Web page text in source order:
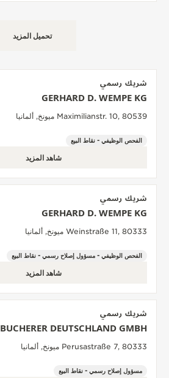
تحميل المزيد
شريك رسمي
GERHARD D. WEMPE KG
Maximilianstr. 10, 80539 ميونخ, ألمانيا
الفحص الوظيفي - نقاط البيع
شاهد المزيد
شريك رسمي
GERHARD D. WEMPE KG
Weinstraße 11, 80333 ميونخ, ألمانيا
الفحص الوظيفي - مسؤول إصلاح رسمي - نقاط البيع
شاهد المزيد
شريك رسمي
BUCHERER DEUTSCHLAND GMBH
Perusastraße 7, 80333 ميونخ, ألمانيا
مسؤول إصلاح رسمي - نقاط البيع